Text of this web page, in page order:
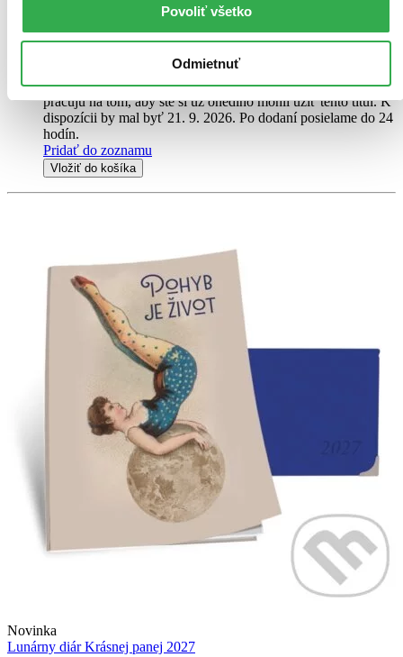
Povoliť všetko
Odmietnuť
-14 %
Dodávatelia, distribútori a ďalší usilovní ľudia intenzívne
pracujú na tom, aby ste si už onedlho mohli užiť tento titul. K
dispozícii by mal byť 21. 9. 2026. Po dodaní posielame do 24
hodín.
Pridať do zoznamu
Vložiť do košíka
Novinka
Lunárny diár Krásnej panej 2027